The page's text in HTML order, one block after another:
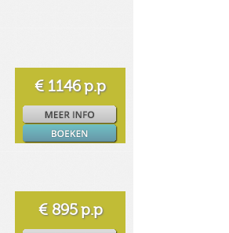
€ 1146p.p
€ 895p.p